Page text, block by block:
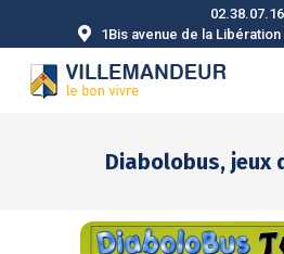
1Bis avenue de la
Diabolobus, jeux